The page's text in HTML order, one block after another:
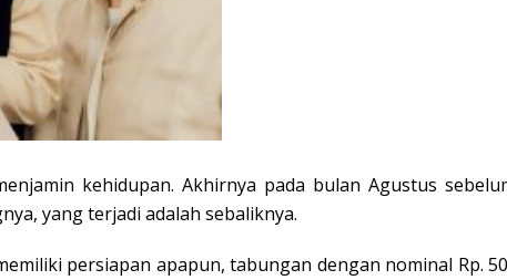
kehidupan. Akhirnya pada bulan Agustus
yang terjadi adalah sebaliknya.
persiapan apapun, tabungan dengan nominal Rp.